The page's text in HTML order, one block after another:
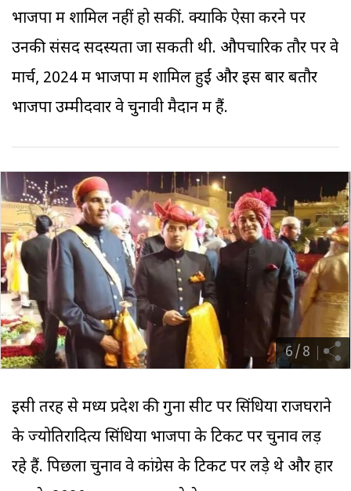
भाजपा में शामिल नहीं हो सकीं. क्योंकि ऐसा करने पर
उनकी संसद सदस्यता जा सकती थी. औपचारिक तौर पर वे
मार्च, 2024 में भाजपा में शामिल हुईं और इस बार बतौर
भाजपा उम्मीदवार वे चुनावी मैदान में हैं.
6/8
इसी तरह से मध्य प्रदेश की गुना सीट पर सिंधिया राजघराने
के ज्योतिरादित्य सिंधिया भाजपा के टिकट पर चुनाव लड़
रहे हैं. पिछला चुनाव वे कांग्रेस के टिकट पर लड़े थे और हार